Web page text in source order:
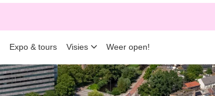
Expo & tours Visies Weer open!